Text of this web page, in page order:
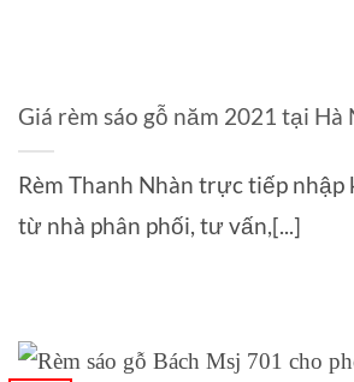
Giá rèm sáo gỗ năm 2021 tại Hà
Rèm Thanh Nhàn trực tiếp nhập
từ nhà phân phối, tư vấn,[...]